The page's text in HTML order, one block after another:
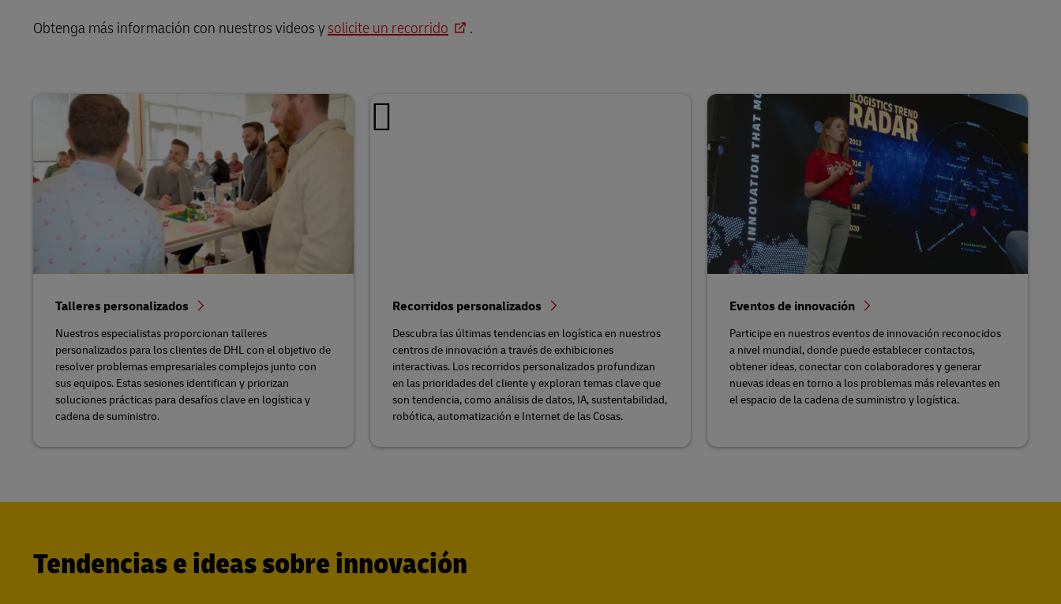
Obtenga más información con nuestros videos ysolicite un recorrido .
Talleres personalizados
Nuestros especialistas proporcionan talleres
personalizados para los clientes de DHL con el objetivo de
resolver problemas empresariales complejos junto con
sus equipos. Estas sesiones identifican y priorizan
soluciones prácticas para desafíos clave en logística y
cadena de suministro.
Recorridos personalizados
Descubra las últimas tendencias en logística en nuestros
centros de innovación a través de exhibiciones
interactivas. Los recorridos personalizados profundizan
en las prioridades del cliente y exploran temas clave que
son tendencia, como análisis de datos, IA, sustentabilidad,
robótica, automatización e Internet de las Cosas.
Eventos de innovación
Participe en nuestros eventos de innovación reconocidos
a nivel mundial, donde puede establecer contactos,
obtener ideas, conectar con colaboradores y generar
nuevas ideas en torno a los problemas más relevantes en
el espacio de la cadena de suministro y logística.
Tendencias e ideas sobre innovación